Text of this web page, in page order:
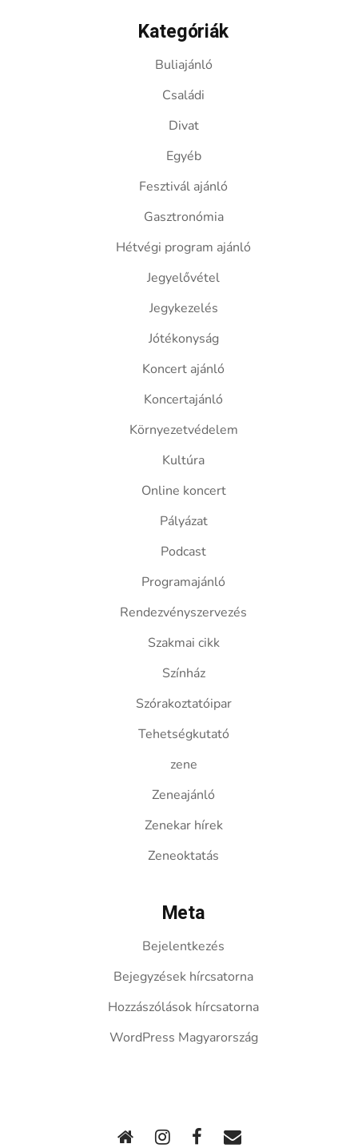
Kategóriák
Buliajánló
Családi
Divat
Egyéb
Fesztivál ajánló
Gasztronómia
Hétvégi program ajánló
Jegyelővétel
Jegykezelés
Jótékonyság
Koncert ajánló
Koncertajánló
Környezetvédelem
Kultúra
Online koncert
Pályázat
Podcast
Programajánló
Rendezvényszervezés
Szakmai cikk
Színház
Szórakoztatóipar
Tehetségkutató
zene
Zeneajánló
Zenekar hírek
Zeneoktatás
Meta
Bejelentkezés
Bejegyzések hírcsatorna
Hozzászólások hírcsatorna
WordPress Magyarország